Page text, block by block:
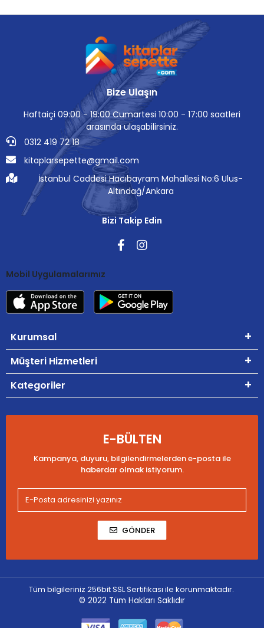
Bize Ulaşın
Haftaiçi 09:00 - 19:00 Cumartesi 10:00 - 17:00 saatleri
arasında ulaşabilirsiniz.
0312 419 72 18
kitaplarsepette@gmail.com
İstanbul Caddesi Hacıbayram Mahallesi No:6 Ulus-
Altındağ/Ankara
Bizi Takip Edin
Mobil Uygulamalarımız
Kurumsal
Müşteri Hizmetleri
Kategoriler
E-BÜLTEN
Kampanya, duyuru, bilgilendirmelerden e-posta ile
haberdar olmak istiyorum.
GÖNDER
Tüm bilgileriniz 256bit SSL Sertifikası ile korunmaktadır.
© 2022 Tüm Hakları Saklıdır